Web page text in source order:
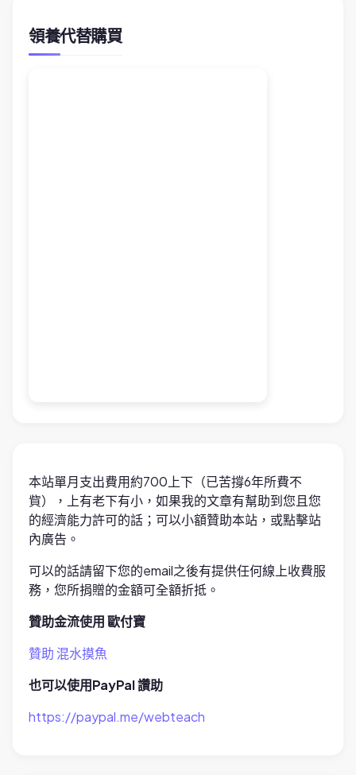
領養代替購買
本站單月支出費用約700上下（已苦撐6年所費不
貲），上有老下有小，如果我的文章有幫助到您且您
的經濟能力許可的話；可以小額贊助本站，或點擊站
內廣告。
可以的話請留下您的email之後有提供任何線上收費服
務，您所捐贈的金額可全額折抵。
贊助金流使用 歐付寶
贊助 混水摸魚
也可以使用PayPal 讚助
https://paypal.me/webteach